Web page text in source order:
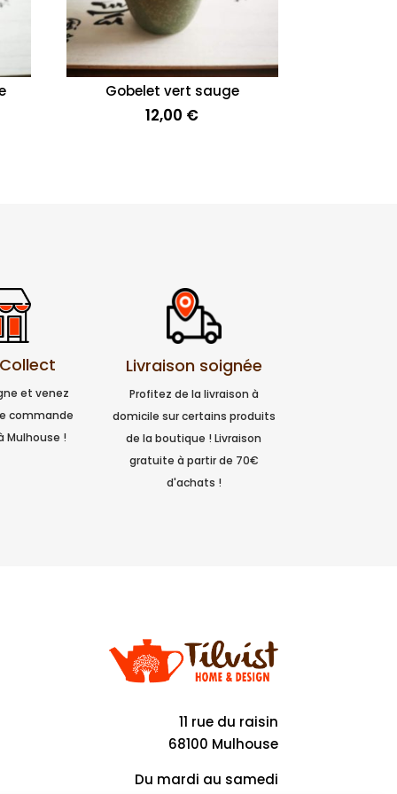
Gobelet vert sauge
12,00 €
et venez
commande
Mulhouse !
Livraison soignée
Profitez de la livraison à
domicile sur certains produits
de la boutique ! Livraison
gratuite à partir de 70€
d'achats !
11 rue du raisin
68100 Mulhouse
Du mardi au samedi